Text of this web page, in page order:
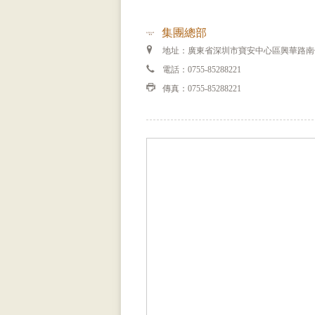
集團總部
地址：廣東省深圳市寶安中心區興華路
電話：0755-85288221
傳真：0755-85288221